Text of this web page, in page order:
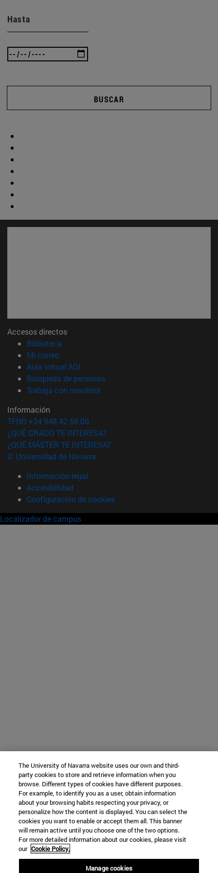
Hasta
BUSCAR
Accesos directos
Biblioteca
Mi correo(abre en nueva ventana)
Aula virtual ADI
Búsqueda de personas(abre en nueva ventana)
Trabaja con nosotros(abre en nueva ventana)
Información
TFNO +34 948 42 56 00
¿QUÉ GRADO TE INTERESA?
¿QUÉ MÁSTER TE INTERESA?
© Universidad de Navarra
Información legal
Accesibilidad
Configuración de cookies
Localizador de campus
The University of Navarra website uses our own and third-
party cookies to store and retrieve information when you
browse. Different types of cookies have different purposes.
For example, to identify you as a user, obtain information
about your browsing habits respecting your privacy, or
personalize how the content is displayed. You can select the
cookies you want to enable or accept them all. This banner
will remain active until you choose one of the two options.
For more detailed information about our cookies, please visit
our Cookie Policy.
Manage cookies